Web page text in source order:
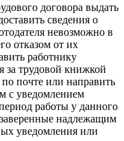
договора выдать
сведения о
невозможно в
отказом от их
работнику
за трудовой книжкой
по почте или направить
с уведомлением
работы у данного
надлежащим
уведомления или